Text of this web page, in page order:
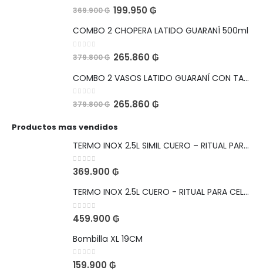
0 out of 5
369.900₲ 199.950 ₲
COMBO 2 CHOPERA LATIDO GUARANÍ 500ml
0 out of 5
379.800₲ 265.860 ₲
COMBO 2 VASOS LATIDO GUARANÍ CON TAPA HERMETICA Y ABRIDOR 560ml
0out of 5
379.800₲ 265.860 ₲
Productos mas vendidos
TERMO INOX 2.5L SIMIL CUERO – RITUAL PARA CELEBRAR
0out of 5
369.900 ₲
TERMO INOX 2.5L CUERO - RITUAL PARA CELEBRAR
0out of 5
459.900 ₲
Bombilla XL 19CM
0out of 5
159.900 ₲